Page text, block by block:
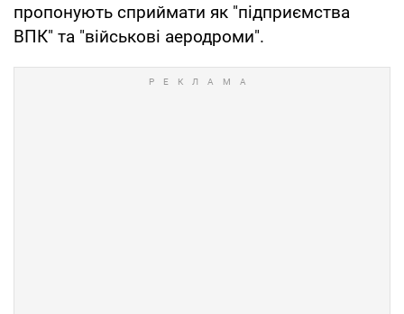
пропонують сприймати як "підприємства
ВПК" та "військові аеродроми".